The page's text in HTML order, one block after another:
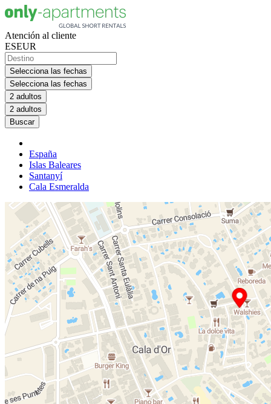
Atención al cliente
ESEUR
Selecciona las fechas
Selecciona las fechas
2 adultos
2 adultos
Buscar
España
Islas Baleares
Santanyí
Cala Esmeralda